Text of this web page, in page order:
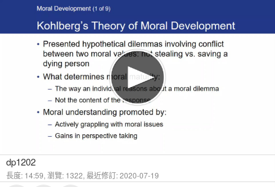
dp1202
長度: 14:59, 瀏覽: 1322, 最近修訂: 2020-07-19